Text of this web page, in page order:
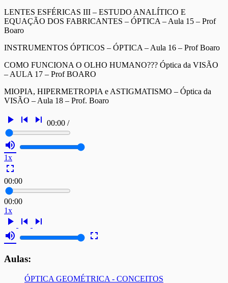
LENTES ESFÉRICAS III – ESTUDO ANALÍTICO E
EQUAÇÃO DOS FABRICANTES – ÓPTICA – Aula 15 – Prof
Boaro
INSTRUMENTOS ÓPTICOS – ÓPTICA – Aula 16 – Prof Boaro
COMO FUNCIONA O OLHO HUMANO??? Óptica da VISÃO
– AULA 17 – Prof BOARO
MIOPIA, HIPERMETROPIA e ASTIGMATISMO – Óptica da
VISÃO – Aula 18 – Prof. Boaro
play_arrow skip_previous skip_next 00:00 /
volume_up
1x
fullscreen
00:00
00:00
1x
play_arrow skip_previous
skip_next
volume_up
fullscreen
Aulas:
ÓPTICA GEOMÉTRICA - CONCEITOS